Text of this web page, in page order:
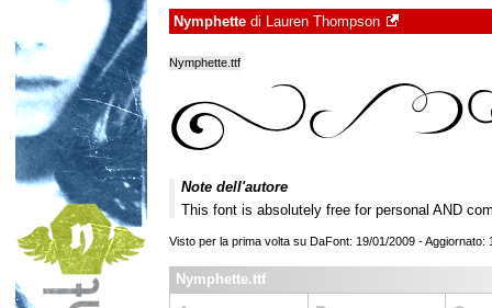
Nymphette di Lauren Thompson
Nymphette.ttf
Note dell'autore
This font is absolutely free for personal AND
Visto per la prima volta su DaFont: 19/01/2009 - Aggiornato:
Nymphette.ttf